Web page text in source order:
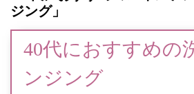
ジング」
40代におすすめの
ンジング